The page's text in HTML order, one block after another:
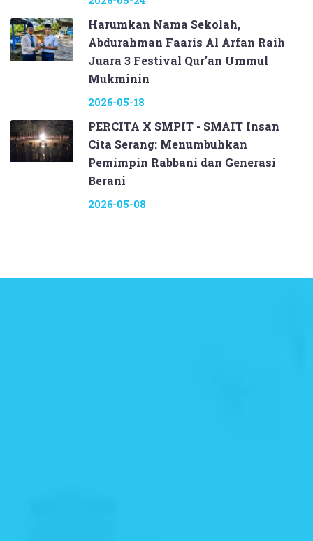
Harumkan Nama Sekolah,
Abdurahman Faaris Al Arfan Raih
Juara 3 Festival Qur'an Ummul
Mukminin
2026-05-18
PERCITA X SMPIT - SMAIT Insan
Cita Serang: Menumbuhkan
Pemimpin Rabbani dan Generasi
Berani
2026-05-08